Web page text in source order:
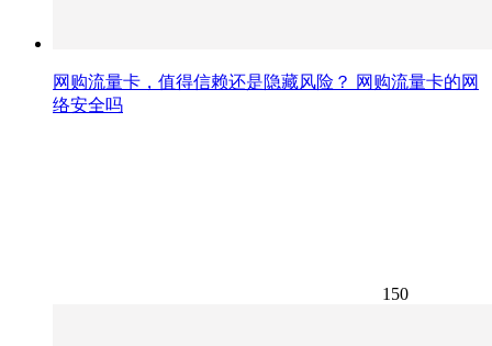
网购流量卡，值得信赖还是隐藏风险？ 网购流量卡的网
络安全吗
150